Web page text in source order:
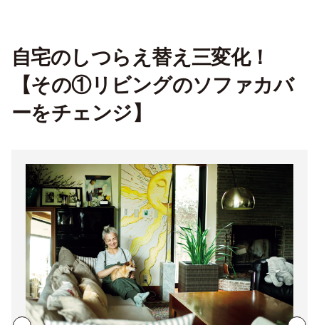
自宅のしつらえ替え三変化！
【その①リビングのソファカバ
ーをチェンジ】